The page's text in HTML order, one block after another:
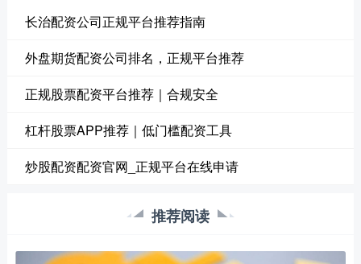
长治配资公司正规平台推荐指南
外盘期货配资公司排名，正规平台推荐
正规股票配资平台推荐｜合规安全
杠杆股票APP推荐｜低门槛配资工具
炒股配资配资官网_正规平台在线申请
推荐阅读